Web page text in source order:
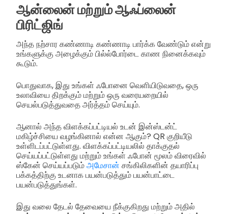
ஆன்லைன் மற்றும் ஆஃப்லைன்
பிரிட்ஜிங்
அந்த நற்சார கண்ணாடி கண்ணாடி பார்க்க வேண்டும் என்று
உங்களுக்கு அழைக்கும் பில்ல்போர்டை காண நினைக்கவும்
கூடும்.
பொதுவாக, இது உங்கள் ஃபோனை வெளியிடுவதை, ஒரு
உலாவியை திறக்கும் மற்றும் ஒரு வரையறையில்
செயல்படுத்துவதை அர்த்தம் செய்யும்.
ஆனால் அந்த விளக்கப்பட்டியல் உடன் இன்ஸ்டன்ட்
மகிழ்ச்சியை வழங்கினால் என்ன ஆகும்? QR குறியீடு
உள்ளிடப்பட்டுள்ளது. விளக்கப்பட்டியலில் தாக்குதல்
செய்யப்பட்டுள்ளது மற்றும் உங்கள் ஃபோன் மூலம் விரைவில்
ஸ்கேன் செய்யப்படும்அமேசான் சங்கிலிகளின் தயாரிப்பு
பக்கத்திற்கு உடனாக பயன்படுத்தும் பயன்பாட்டை
பயன்படுத்துங்கள்.
இது வலை தேடல் தேவையை நீக்குகிறது மற்றும் அதில்